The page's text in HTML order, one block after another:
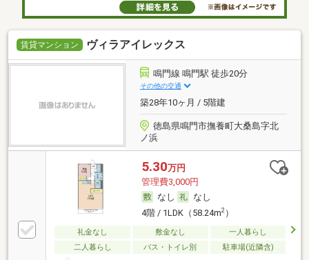
賃貸マンション ヴィラアイレックス
鳴門線 鳴門駅 徒歩20分
その他の交通
築28年10ヶ月 / 5階建
徳島県鳴門市撫養町大桑島字北
ノ浜
5.30万円
管理費3,000円
なし
なし
4階 / 1LDK（58.24m2）
礼金なし 敷金なし
一人暮らし
二人暮らし
バス・トイレ別 駐車場(近隣含)